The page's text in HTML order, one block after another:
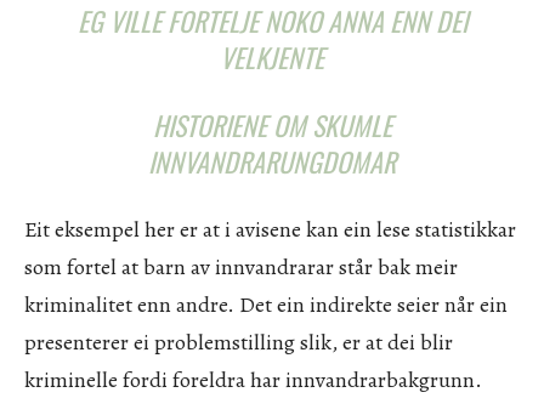
EG VILLE FORTELJE NOKO ANNA ENN DEI
VELKJENTE
HISTORIENE OM SKUMLE
INNVANDRARUNGDOMAR
Eit eksempel her er at i avisene kan ein lese statistikkar
som fortel at barn av innvandrarar står bak meir
kriminalitet enn andre. Det ein indirekte seier når ein
presenterer ei problemstilling slik, er at dei blir
kriminelle fordi foreldra har innvandrarbakgrunn.